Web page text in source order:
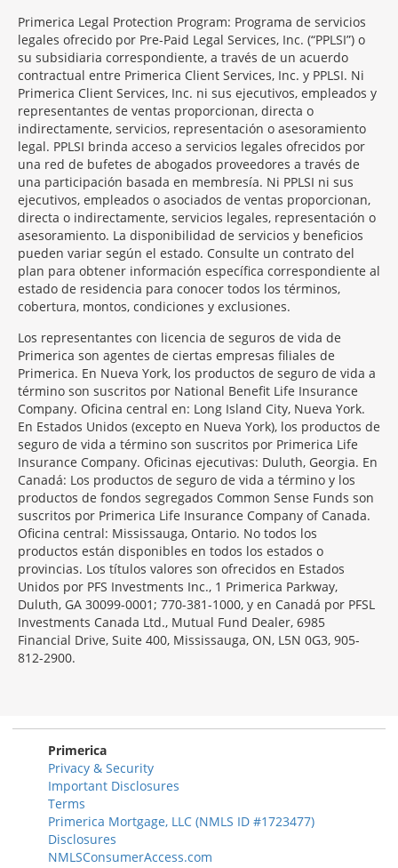
Primerica Legal Protection Program: Programa de servicios
legales ofrecido por Pre-Paid Legal Services, Inc. (“PPLSI”) o
su subsidiaria correspondiente, a través de un acuerdo
contractual entre Primerica Client Services, Inc. y PPLSI. Ni
Primerica Client Services, Inc. ni sus ejecutivos, empleados y
representantes de ventas proporcionan, directa o
indirectamente, servicios, representación o asesoramiento
legal. PPLSI brinda acceso a servicios legales ofrecidos por
una red de bufetes de abogados proveedores a través de
una participación basada en membresía. Ni PPLSI ni sus
ejecutivos, empleados o asociados de ventas proporcionan,
directa o indirectamente, servicios legales, representación o
asesoramiento. La disponibilidad de servicios y beneficios
pueden variar según el estado. Consulte un contrato del
plan para obtener información específica correspondiente al
estado de residencia para conocer todos los términos,
cobertura, montos, condiciones y exclusiones.
Morgage
Disclosures
Section
Los representantes con licencia de seguros de vida de
Primerica son agentes de ciertas empresas filiales de
Primerica. En Nueva York, los productos de seguro de vida a
término son suscritos por National Benefit Life Insurance
Company. Oficina central en: Long Island City, Nueva York.
En Estados Unidos (excepto en Nueva York), los productos de
seguro de vida a término son suscritos por Primerica Life
Insurance Company. Oficinas ejecutivas: Duluth, Georgia. En
Canadá: Los productos de seguro de vida a término y los
productos de fondos segregados Common Sense Funds son
suscritos por Primerica Life Insurance Company of Canada.
Oficina central: Mississauga, Ontario. No todos los
productos están disponibles en todos los estados o
provincias. Los títulos valores son ofrecidos en Estados
Unidos por PFS Investments Inc., 1 Primerica Parkway,
Duluth, GA 30099-0001; 770-381-1000, y en Canadá por PFSL
Investments Canada Ltd., Mutual Fund Dealer, 6985
Financial Drive, Suite 400, Mississauga, ON, L5N 0G3, 905-
812-2900.
Primerica
Privacy & Security
Important Disclosures
Terms
Primerica Mortgage, LLC (NMLS ID #1723477)
Disclosures
NMLSConsumerAccess.com